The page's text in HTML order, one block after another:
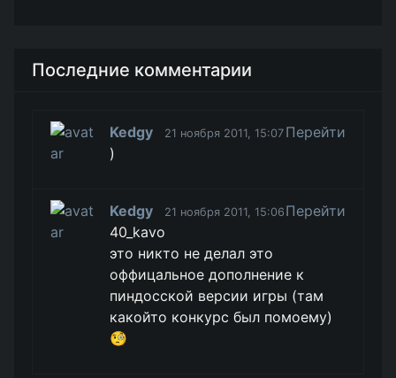
Последние комментарии
Kedgy 21 ноября 2011, 15:07 Перейти
)
Kedgy 21 ноября 2011, 15:06 Перейти
40_kavo
это никто не делал это
оффицальное дополнение к
пиндосской версии игры (там
какойто конкурс был помоему)
🧐